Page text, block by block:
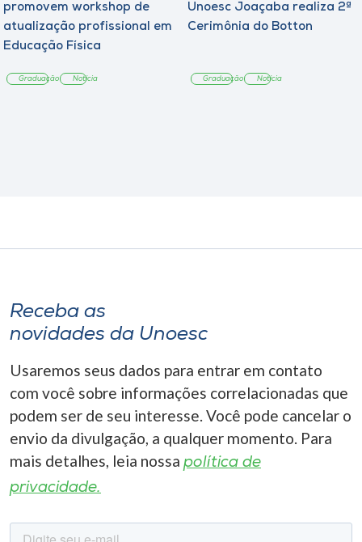
promovem workshop de
atualização profissional em
Educação Física
Graduação Notícia
Unoesc Joaçaba realiza 2ª
Cerimônia do Botton
Graduação Notícia
Receba as
novidades da Unoesc
Usaremos seus dados para entrar em contato
com você sobre informações correlacionadas que
podem ser de seu interesse. Você pode cancelar o
envio da divulgação, a qualquer momento. Para
mais detalhes, leia nossa política de
privacidade.